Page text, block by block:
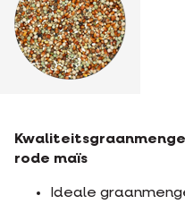
rode maïs
Ideale